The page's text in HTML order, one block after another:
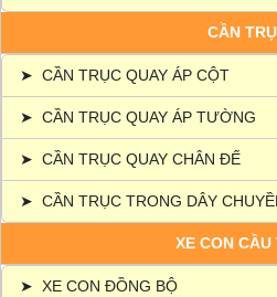
CẦN
➤ CẦN TRỤC QUAY ÁP CỘT
➤ CẦN TRỤC QUAY ÁP TƯỜNG
➤ CẦN TRỤC QUAY CHÂN ĐẾ
➤ CẦN TRỤC TRONG DÂY
XE CON CẦU
➤ XE CON ĐỒNG BỘ